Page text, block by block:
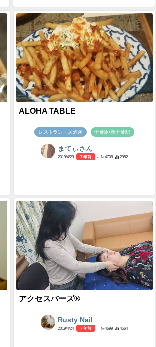
ALOHA TABLE
レストラン・居酒屋 千葉駅/新千葉駅
まてぃさん
2019/4/29 7 年前 - №4708 2952
アクセスバーズ®
Rusty Nail
2019/4/24 7 年前 - №4699 4564